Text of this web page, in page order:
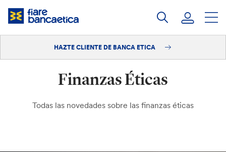
Saltar
HAZTE CLIENTE DE BANCA ETICA
Finanzas Éticas
Todas las novedades sobre las finanzas éticas